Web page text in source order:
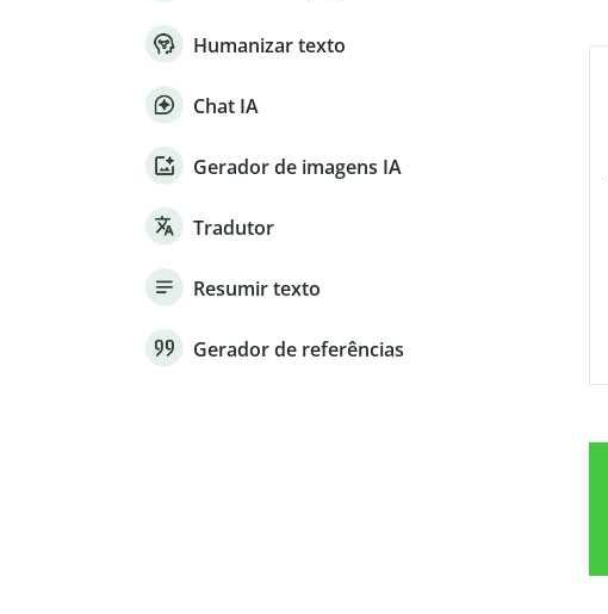
Humanizar texto
Chat IA
Gerador de imagens IA
Tradutor
Resumir texto
Gerador de referências